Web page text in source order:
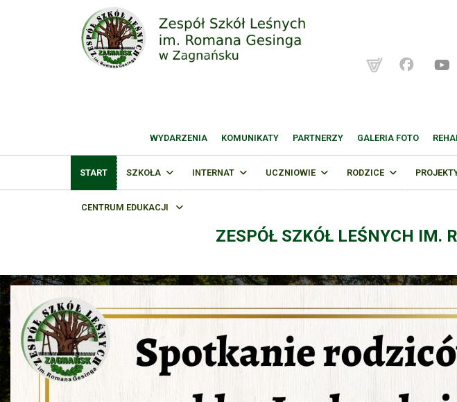
WYDARZENIA KOMUNIKATY PARTNERZY GALERIA FOTO
START SZKOŁA INTERNAT UCZNIOWIE RODZICE
CENTRUM EDUKACJI
ZESPÓŁ SZKÓŁ LEŚNYCH IM.